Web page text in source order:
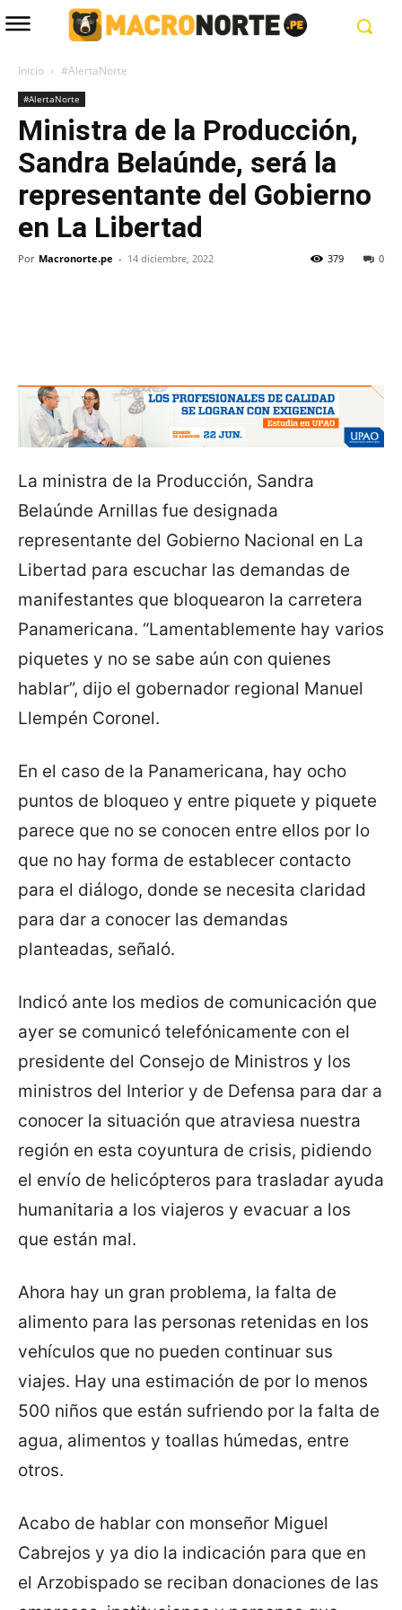
Inicio #AlertaNorte
#AlertaNorte
Ministra de la Producción,
Sandra Belaúnde, será la
representante del Gobierno
en La Libertad
Por Macronorte.pe - 14 diciembre, 2022 0
379
La ministra de la Producción, Sandra
Belaúnde Arnillas fue designada
representante del Gobierno Nacional en La
Libertad para escuchar las demandas de
manifestantes que bloquearon la carretera
Panamericana. “Lamentablemente hay varios
piquetes y no se sabe aún con quienes
hablar”, dijo el gobernador regional Manuel
Llempén Coronel.
En el caso de la Panamericana, hay ocho
puntos de bloqueo y entre piquete y piquete
parece que no se conocen entre ellos por lo
que no hay forma de establecer contacto
para el diálogo, donde se necesita claridad
para dar a conocer las demandas
planteadas, señaló.
Indicó ante los medios de comunicación que
ayer se comunicó telefónicamente con el
presidente del Consejo de Ministros y los
ministros del Interior y de Defensa para dar a
conocer la situación que atraviesa nuestra
región en esta coyuntura de crisis, pidiendo
el envío de helicópteros para trasladar ayuda
humanitaria a los viajeros y evacuar a los
que están mal.
Ahora hay un gran problema, la falta de
alimento para las personas retenidas en los
vehículos que no pueden continuar sus
viajes. Hay una estimación de por lo menos
500 niños que están sufriendo por la falta de
agua, alimentos y toallas húmedas, entre
otros.
Acabo de hablar con monseñor Miguel
Cabrejos y ya dio la indicación para que en
el Arzobispado se reciban donaciones de las